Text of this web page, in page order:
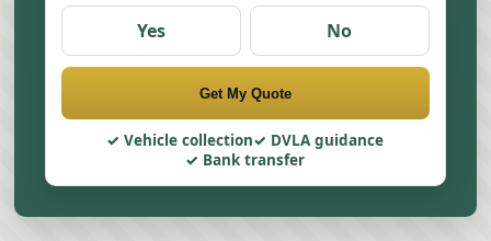
Yes No
Get My Quote
Vehicle collection
DVLA guidance
Bank transfer